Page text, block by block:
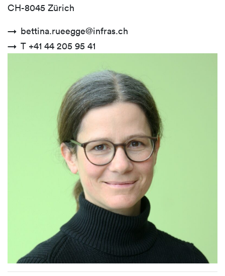
CH-8045 Zürich
bettina.rueegge@infras.ch
T +41 44 205 95 41